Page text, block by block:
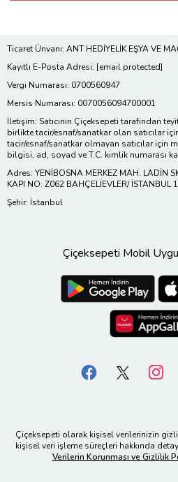
Ticaret Ünvanı: ANT HEDİYELİK EŞYA VE
Kayıtlı E-Posta Adresi: [email protected]
Vergi Numarası: 0700560947
Mersis Numarası: 0070056094700001
İletişim: Satıcının Çiçeksepeti tarafından
birlikte tacir/esnaf/sanatkar olan satıcılar
tacir/esnaf/sanatkar olmayan satıcılar için
bilgisi, ad, soyad ve T.C. kimlik numarası
Adres: YENİBOSNA MERKEZ MAH. LADİN
KAPI NO: Z062 BAHÇELİEVLER/ İSTANBUL
Şehir: İstanbul
Çiçeksepeti Mobil
Çiçeksepeti olarak kişisel verilerinizin
kişisel veri işleme süreçleri hakkında
Verilerin Korunması ve Gizlilik